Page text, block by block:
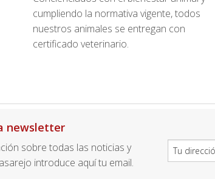
cumpliendo la normativa vigente, todos
nuestros animales se entregan con
certificado veterinario.
newsletter
sobre todas las noticias y
introduce aquí tu email.